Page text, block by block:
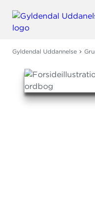
Gyldendal Uddannelse